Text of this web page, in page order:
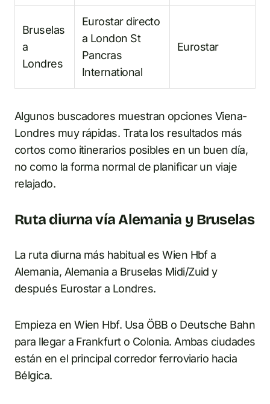
Bruselas
a
Londres
Eurostar directo
a London St
Pancras
International
Eurostar
Algunos buscadores muestran opciones Viena-
Londres muy rápidas. Trata los resultados más
cortos como itinerarios posibles en un buen día,
no como la forma normal de planificar un viaje
relajado.
Ruta diurna vía Alemania y Bruselas
La ruta diurna más habitual es Wien Hbf a
Alemania, Alemania a Bruselas Midi/Zuid y
después Eurostar a Londres.
Empieza en Wien Hbf. Usa ÖBB o Deutsche Bahn
para llegar a Frankfurt o Colonia. Ambas ciudades
están en el principal corredor ferroviario hacia
Bélgica.